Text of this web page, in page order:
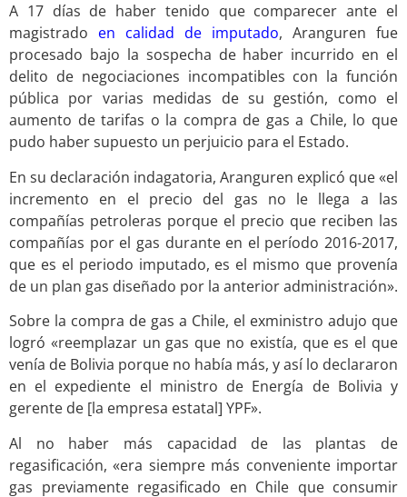
A 17 días de haber tenido que comparecer ante el
magistrado en calidad de imputado, Aranguren fue
procesado bajo la sospecha de haber incurrido en el
delito de negociaciones incompatibles con la función
pública por varias medidas de su gestión, como el
aumento de tarifas o la compra de gas a Chile, lo que
pudo haber supuesto un perjuicio para el Estado.
En su declaración indagatoria, Aranguren explicó que «el
incremento en el precio del gas no le llega a las
compañías petroleras porque el precio que reciben las
compañías por el gas durante en el período 2016-2017,
que es el periodo imputado, es el mismo que provenía
de un plan gas diseñado por la anterior administración».
Sobre la compra de gas a Chile, el exministro adujo que
logró «reemplazar un gas que no existía, que es el que
venía de Bolivia porque no había más, y así lo declararon
en el expediente el ministro de Energía de Bolivia y
gerente de [la empresa estatal] YPF».
Al no haber más capacidad de las plantas de
regasificación, «era siempre más conveniente importar
gas previamente regasificado en Chile que consumir